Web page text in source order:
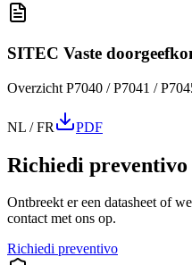
SITEC Vaste
Overzicht P7040 / P7041 /
NL / FR PDF
Richiedi preventivo
Ontbreekt er een datasheet of
contact met ons op.
Richiedi preventivo